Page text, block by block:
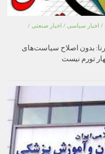
/ اخبار سیاسی / اخبار صنعتی /
بدون اصلاح سیاست‌های
تورم نیست